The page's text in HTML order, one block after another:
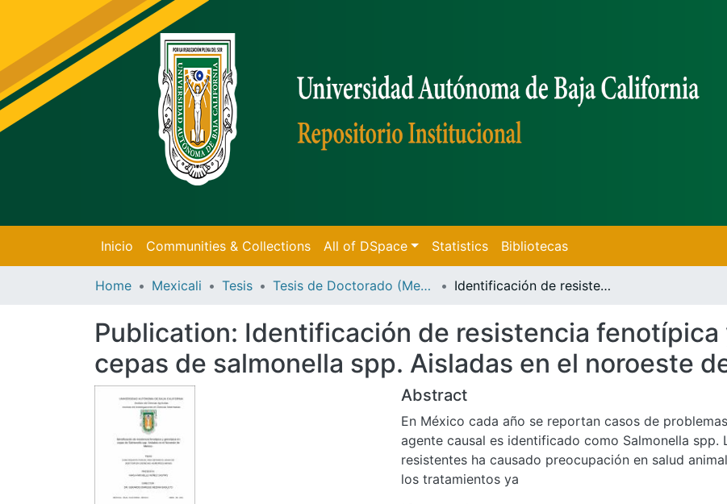
Inicio Communities & Collections All of DSpace Statistics Bibliotecas
Home Mexicali Tesis Tesis de Doctorado (Mexicali) Identificación de resistencia fenotípica y genotípica en cepas de salmonella spp. Aisladas en el noroeste de México
Publication: Identificación de resistencia fenotípica
cepas de salmonella spp. Aisladas en el noroeste
Abstract
En México cada año se reportan casos de
agente causal es identificado como Salmonella spp.
resistentes ha causado preocupación en salud
los tratamientos ya